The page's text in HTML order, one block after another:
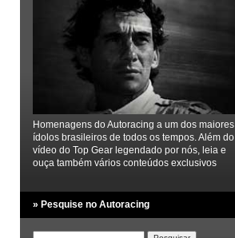
Homenagens do Autoracing a um dos maiores
ídolos brasileiros de todos os tempos. Além do
vídeo do Top Gear legendado por nós, leia e
ouça também vários conteúdos exclusivos
» Pesquise no Autoracing